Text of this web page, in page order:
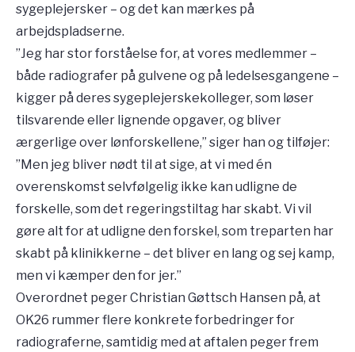
sygeplejersker – og det kan mærkes på
arbejdspladserne.
”Jeg har stor forståelse for, at vores medlemmer –
både radiografer på gulvene og på ledelsesgangene –
kigger på deres sygeplejerskekolleger, som løser
tilsvarende eller lignende opgaver, og bliver
ærgerlige over lønforskellene,” siger han og tilføjer:
”Men jeg bliver nødt til at sige, at vi med én
overenskomst selvfølgelig ikke kan udligne de
forskelle, som det regeringstiltag har skabt. Vi vil
gøre alt for at udligne den forskel, som treparten har
skabt på klinikkerne – det bliver en lang og sej kamp,
men vi kæmper den for jer.”
Overordnet peger Christian Gøttsch Hansen på, at
OK26 rummer flere konkrete forbedringer for
radiograferne, samtidig med at aftalen peger frem